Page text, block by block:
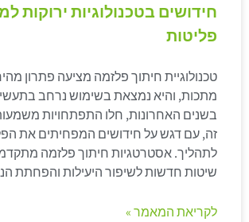
חידושים בטכנולוגיות ירוקות
פליטות
טכנולוגיית חיתוך פלזמה מציעה פתרון
מתכות, והיא נמצאת בשימוש נרחב
בשנים האחרונות, חלו התפתחויות
זה, עם דגש על חידושים המפחיתים את
לתהליך. אסטרטגיות חיתוך פלזמה
שיטות חדשות לשיפור היעילות והפחתת
לקריאת המאמר »